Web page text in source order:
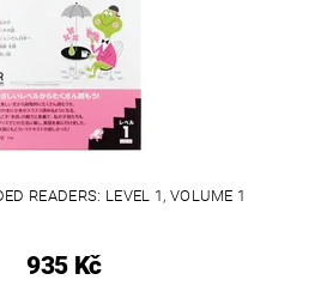
READERS: LEVEL 1, VOLUME 1
935 Kč